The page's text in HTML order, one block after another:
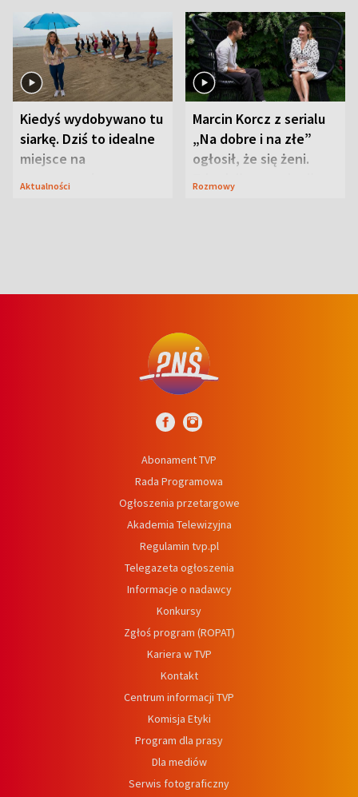
Kiedyś wydobywano tu
siarkę. Dziś to idealne
miejsce na
wypoczynek
Aktualności
Marcin Korcz z serialu
„Na dobre i na złe”
ogłosił, że się żeni.
Zdradził, co zmienił
Rozmowy
Abonament TVP
Rada Programowa
Ogłoszenia przetargowe
Akademia Telewizyjna
Regulamin tvp.pl
Telegazeta ogłoszenia
Informacje o nadawcy
Konkursy
Zgłoś program (ROPAT)
Kariera w TVP
Kontakt
Centrum informacji TVP
Komisja Etyki
Program dla prasy
Dla mediów
Serwis fotograficzny